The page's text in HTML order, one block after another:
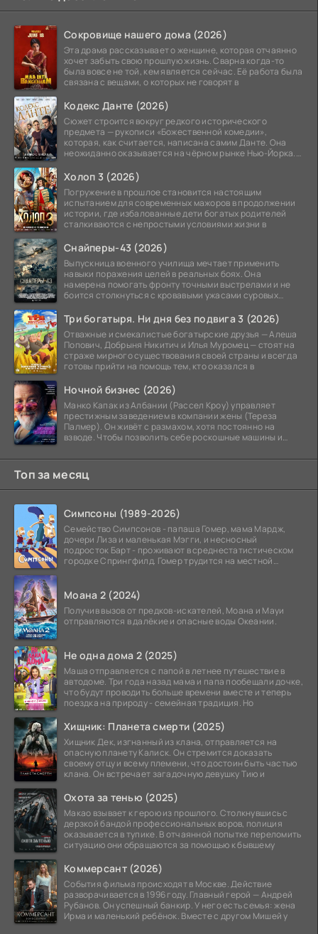
Сокровище нашего дома (2026)
Эта драма рассказывает о женщине, которая отчаянно
хочет забыть свою прошлую жизнь. Сварна когда-то
была вовсе не той, кем является сейчас. Её работа была
связана с вещами, о которых не говорят в
Кодекс Данте (2026)
Сюжет строится вокруг редкого исторического
предмета — рукописи «Божественной комедии»,
которая, как считается, написана самим Данте. Она
неожиданно оказывается на чёрном рынке Нью-Йорка.
Холоп 3 (2026)
Погружение в прошлое становится настоящим
испытанием для современных мажоров в продолжении
истории, где избалованные дети богатых родителей
сталкиваются с непростыми условиями жизни в
Снайперы-43 (2026)
Выпускница военного училища мечтает применить
навыки поражения целей в реальных боях. Она
намерена помогать фронту точными выстрелами и не
боится столкнуться с кровавыми ужасами суровых
Три богатыря. Ни дня без подвига 3 (2026)
Отважные и смекалистые богатырские друзья — Алеша
Попович, Добрыня Никитич и Илья Муромец — стоят на
страже мирного существования своей страны и всегда
готовы прийти на помощь тем, кто оказался в
Ночной бизнес (2026)
Манко Капак из Албании (Рассел Кроу) управляет
престижным заведением в компании жены (Тереза
Палмер). Он живёт с размахом, хотя постоянно на
взводе. Чтобы позволить себе роскошные машины и
Топ за месяц
Симпсоны (1989-2026)
Семейство Симпсонов - папаша Гомер, мама Мардж,
дочери Лиза и маленькая Мэгги, и несносный
подросток Барт - проживают в среднестатистическом
городке Спрингфилд. Гомер трудится на местной
Моана 2 (2024)
Получив вызов от предков-искателей, Моана и Мауи
отправляются в далёкие и опасные воды Океании.
Не одна дома 2 (2025)
Маша отправляется с папой в летнее путешествие в
автодоме. Три года назад мама и папа пообещали дочке,
что будут проводить больше времени вместе и теперь
поездка на природу - семейная традиция. Но
Хищник: Планета смерти (2025)
Хищник Дек, изгнанный из клана, отправляется на
опасную планету Калиск. Он стремится доказать
своему отцу и всему племени, что достоин быть частью
клана. Он встречает загадочную девушку Тию и
Охота за тенью (2025)
Макао взывает к герою из прошлого. Столкнувшись с
дерзкой бандой профессиональных воров, полиция
оказывается в тупике. В отчаянной попытке переломить
ситуацию они обращаются за помощью к бывшему
Коммерсант (2026)
События фильма происходят в Москве. Действие
разворачивается в 1996 году. Главный герой — Андрей
Рубанов. Он успешный банкир. У него есть семья: жена
Ирма и маленький ребёнок. Вместе с другом Мишей у